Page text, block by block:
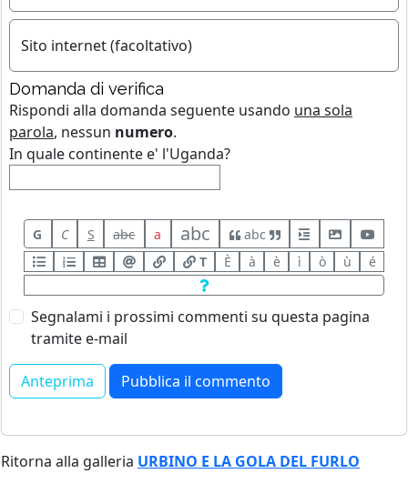
Sito internet (facoltativo)
Domanda di verifica
Rispondi alla domanda seguente usando una sola
parola, nessun numero.
In quale continente e' l'Uganda?
G C S abc a abc
abc
T
È à è ì ò ù é
Segnalami i prossimi commenti su questa pagina
tramite e-mail
Ritorna alla galleria URBINO E LA GOLA DEL FURLO